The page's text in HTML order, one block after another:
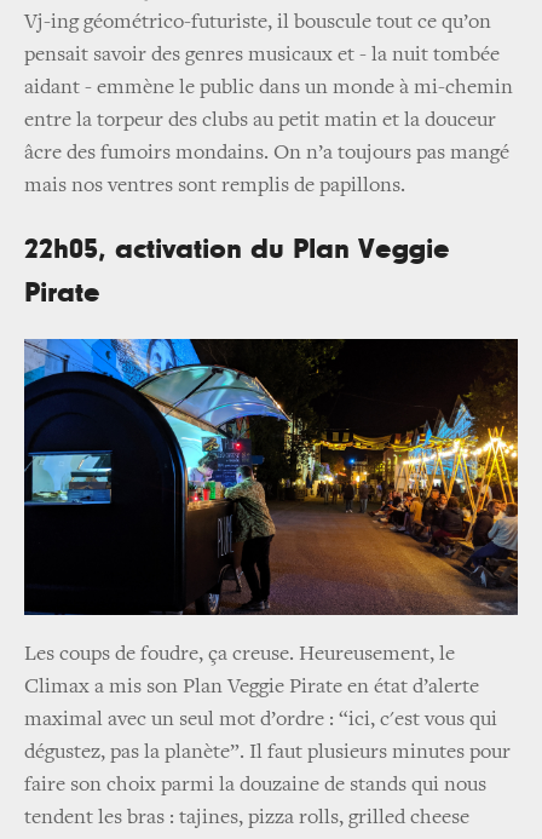
Vj-ing géométrico-futuriste, il bouscule tout ce qu’on
pensait savoir des genres musicaux et - la nuit tombée
aidant - emmène le public dans un monde à mi-chemin
entre la torpeur des clubs au petit matin et la douceur
âcre des fumoirs mondains. On n’a toujours pas mangé
mais nos ventres sont remplis de papillons.
22h05, activation du Plan Veggie
Pirate
Les coups de foudre, ça creuse. Heureusement, le
Climax a mis son Plan Veggie Pirate en état d’alerte
maximal avec un seul mot d’ordre : “ici, c'est vous qui
dégustez, pas la planète”. Il faut plusieurs minutes pour
faire son choix parmi la douzaine de stands qui nous
tendent les bras : tajines, pizza rolls, grilled cheese